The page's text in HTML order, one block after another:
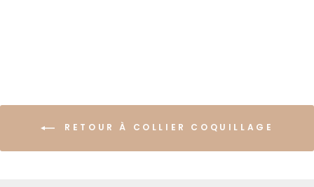
RETOUR À COLLIER COQUILLAGE